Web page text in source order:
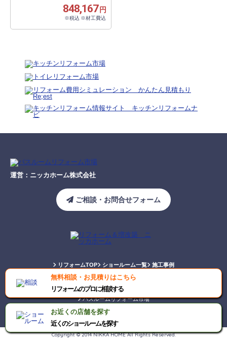
848,167円
※税込 ※材工費込
運営：ニッカホーム株式会社
ご相談・お問合せフォーム
リフォームTOP ショールーム一覧 施工事例
キッチンリフォーム市場 トイレリフォーム市場
バスルームリフォーム市場
Copyright © 2014 NIKKA HOME All Rights Reserved.
無料相談・お見積りはこちら
リフォームのプロに相談する
お近くの店舗を探す
近くのショールームを探す